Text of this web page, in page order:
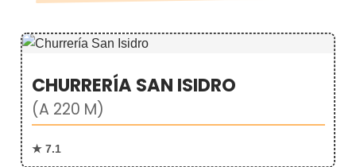
CHURRERÍA SAN ISIDRO
(A 220 M)
★ 7.1